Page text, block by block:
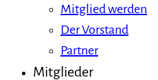
Mitglied werden
Der Vorstand
Partner
Mitglieder